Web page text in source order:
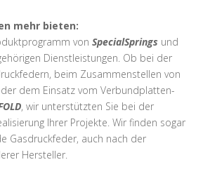
mehr bieten:
von SpecialSprings und
Dienstleistungen. Ob bei der
beim Zusammenstellen von
dem Einsatz vom Verbundplatten-
, wir unterstützten Sie bei der
Ihrer Projekte. Wir finden sogar
Gasdruckfeder, auch nach der
Hersteller.